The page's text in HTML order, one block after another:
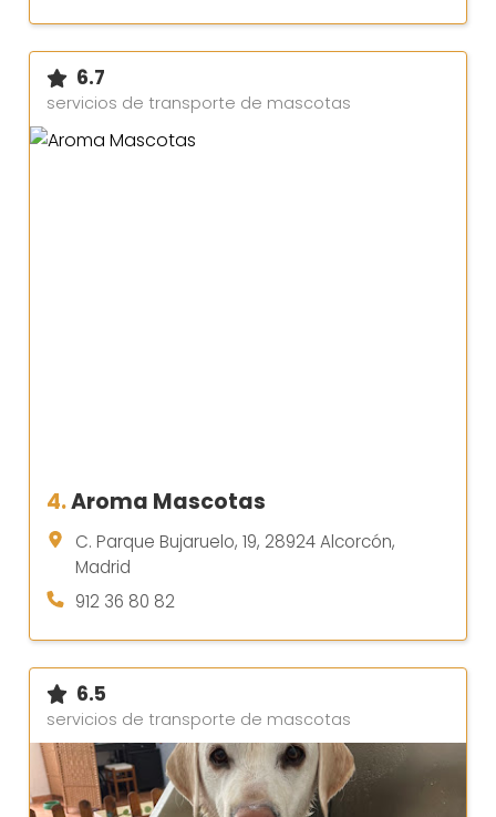
6.7
servicios de transporte de mascotas
4.Aroma Mascotas
C. Parque Bujaruelo, 19, 28924 Alcorcón,
Madrid
912 36 80 82
6.5
servicios de transporte de mascotas